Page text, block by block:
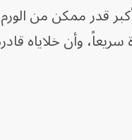
أكبر قدر ممكن من
سريعاً، وأن خلاياه